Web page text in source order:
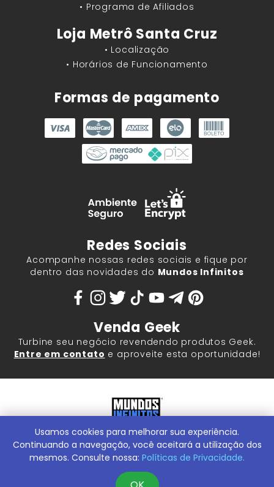
• Programa de Afiliados
Loja Metrô Santa Cruz
• Localização
• Horários de Funcionamento
Formas de pagamento
Redes Sociais
Acompanhe nossas redes sociais e fique por
dentro das novidades do Mundos Infinitos
Venda Geek
Turbine seu negócio revendendo produtos Geek.
Entre em contato e aproveite esta oportunidade!
Mundos Infinitos - Publicações e Geek Store |ContentStuff
Publicações e Assinaturas Ltda. CNPJ - 05.859.917/0001-60.
Conheça nossa Loja Física:Rua Machado Bitencourt, 291 -
Usamos cookies para melhorar sua experiência.
Continuando a navegação, você aceitará a utilização dos
mesmos. Consulte nossa: Políticas de Privacidade.